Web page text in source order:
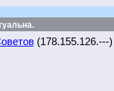
(178.155.126.---)